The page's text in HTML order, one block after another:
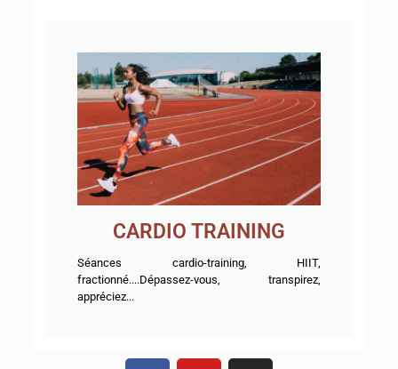
CARDIO TRAINING
Séances cardio-training, HIIT,
fractionné....Dépassez-vous, transpirez,
appréciez...